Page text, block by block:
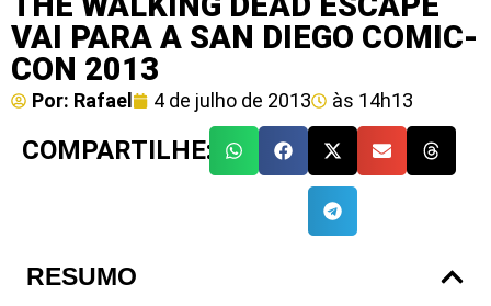
VAI PARA A SAN DIEGO COMIC-
CON 2013
Por: Rafael 4 de julho de 2013 às 14h13
COMPARTILHE:
RESUMO